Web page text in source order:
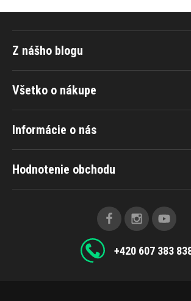
Všetko o nákupe
Informácie o nás
Hodnotenie obchodu
+420 607 383
Z nášho blogu